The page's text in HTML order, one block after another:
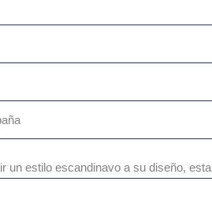
un estilo escandinavo a su diseño, esta